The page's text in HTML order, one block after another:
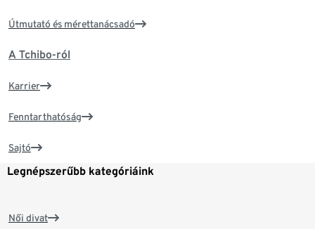
Útmutató és mérettanácsadó
A Tchibo-ról
Karrier
Fenntarthatóság
Sajtó
Legnépszerűbb kategóriáink
Női divat